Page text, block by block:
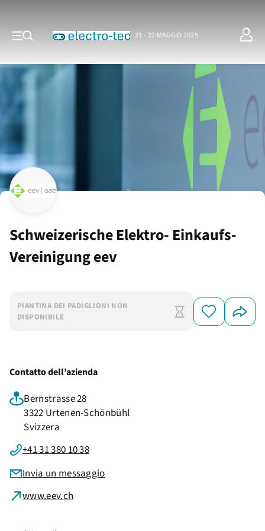
21 - 22 MAGGIO 2025
Schweizerische Elektro- Einkaufs-
Vereinigung eev
PIANTINA DEI PADIGLIONI NON
DISPONIBILE
Contatto dell’azienda
Bernstrasse 28
3322 Urtenen-Schönbühl
Svizzera
+41 31 380 10 38
Invia un messaggio
www.eev.ch